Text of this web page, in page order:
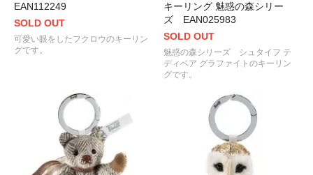
EAN112249
SOLD OUT
可愛い眼をしたフクロウのキーリン
グです。
キーリング 魅惑の森シリー
ズ EAN025983
SOLD OUT
魅惑の森シリーズ シュタイフ テ
ディベア グラファイトのキーリン
グです。